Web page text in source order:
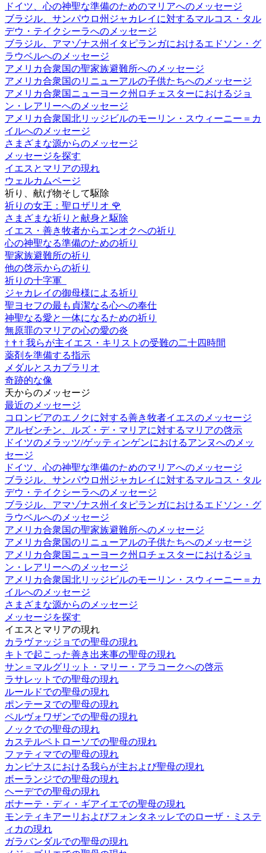
ドイツ、心の神聖な準備のためのマリアへのメッセージ
ブラジル、サンパウロ州ジャカレイに対するマルコス・タル
デウ・テイクシーラへのメッセージ
ブラジル、アマゾナス州イタピランガにおけるエドソン・グ
ラウベルへのメッセージ
アメリカ合衆国の聖家族避難所へのメッセージ
アメリカ合衆国のリニューアルの子供たちへのメッセージ
アメリカ合衆国ニューヨーク州ロチェスターにおけるジョ
ン・レアリーへのメッセージ
アメリカ合衆国北リッジビルのモーリン・スウィーニー＝カ
イルへのメッセージ
さまざまな源からのメッセージ
メッセージを探す
イエスとマリアの現れ
ウェルカムページ
祈り、献げ物そして駆除
祈りの女王：聖ロザリオ 🌹
さまざまな祈りと献身と駆除
イエス・善き牧者からエンオクへの祈り
心の神聖なる準備のための祈り
聖家族避難所の祈り
他の啓示からの祈り
祈りの十字軍
ジャカレイの御母様による祈り
聖ヨセフの最も貞潔なる心への奉仕
神聖なる愛と一体になるための祈り
無原罪のマリアの心の愛の炎
† † † 我らが主イエス・キリストの受難の二十四時間
薬剤を準備する指示
メダルとスカプラリオ
奇跡的な像
天からのメッセージ
最近のメッセージ
コロンビアのエノクに対する善き牧者イエスのメッセージ
アルゼンチン、ルズ・デ・マリアに対するマリアの啓示
ドイツのメラッツ/ゲッティンゲンにおけるアンヌへのメッ
セージ
ドイツ、心の神聖な準備のためのマリアへのメッセージ
ブラジル、サンパウロ州ジャカレイに対するマルコス・タル
デウ・テイクシーラへのメッセージ
ブラジル、アマゾナス州イタピランガにおけるエドソン・グ
ラウベルへのメッセージ
アメリカ合衆国の聖家族避難所へのメッセージ
アメリカ合衆国のリニューアルの子供たちへのメッセージ
アメリカ合衆国ニューヨーク州ロチェスターにおけるジョ
ン・レアリーへのメッセージ
アメリカ合衆国北リッジビルのモーリン・スウィーニー＝カ
イルへのメッセージ
さまざまな源からのメッセージ
メッセージを探す
イエスとマリアの現れ
カラヴァッジョでの聖母の現れ
キトで起こった善き出来事の聖母の現れ
サン＝マルグリット・マリー・アラコークへの啓示
ラサレットでの聖母の現れ
ルールドでの聖母の現れ
ポンテーヌでの聖母の現れ
ペルヴォワザンでの聖母の現れ
ノックでの聖母の現れ
カステルペトローソでの聖母の現れ
ファティマでの聖母の現れ
カンピナスにおける我らが主および聖母の現れ
ボーランジでの聖母の現れ
ヘーデでの聖母の現れ
ボナーテ・ディ・ギアイエでの聖母の現れ
モンティキアーリおよびフォンタネッレでのローザ・ミステ
ィカの現れ
ガラバンダルでの聖母の現れ